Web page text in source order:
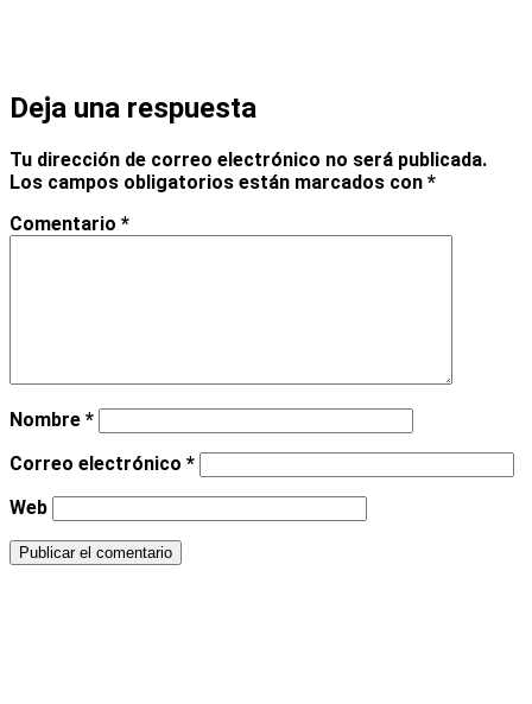
Deja una respuesta
Tu dirección de correo electrónico no será publicada.
Los campos obligatorios están marcados con *
Comentario *
Nombre *
Correo electrónico *
Web